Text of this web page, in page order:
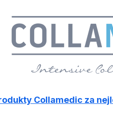
Collamedic za